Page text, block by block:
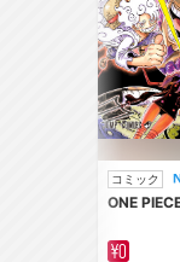
コミック
ONE